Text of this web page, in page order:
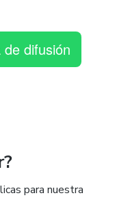
difusión
para nuestra